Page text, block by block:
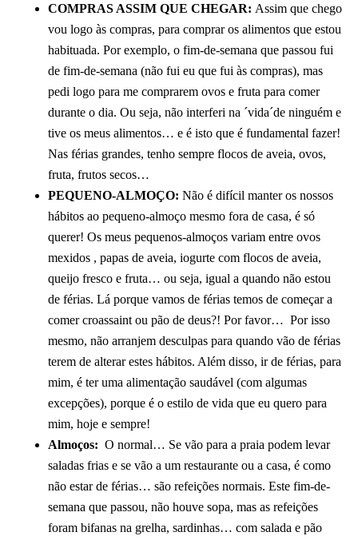
COMPRAS ASSIM QUE CHEGAR: Assim que chego
vou logo às compras, para comprar os alimentos que estou
habituada. Por exemplo, o fim-de-semana que passou fui
de fim-de-semana (não fui eu que fui às compras), mas
pedi logo para me comprarem ovos e fruta para comer
durante o dia. Ou seja, não interferi na ´vida´de ninguém e
tive os meus alimentos… e é isto que é fundamental fazer!
Nas férias grandes, tenho sempre flocos de aveia, ovos,
fruta, frutos secos…
PEQUENO-ALMOÇO: Não é difícil manter os nossos
hábitos ao pequeno-almoço mesmo fora de casa, é só
querer! Os meus pequenos-almoços variam entre ovos
mexidos , papas de aveia, iogurte com flocos de aveia,
queijo fresco e fruta… ou seja, igual a quando não estou
de férias. Lá porque vamos de férias temos de começar a
comer croassaint ou pão de deus?! Por favor… Por isso
mesmo, não arranjem desculpas para quando vão de férias
terem de alterar estes hábitos. Além disso, ir de férias, para
mim, é ter uma alimentação saudável (com algumas
excepções), porque é o estilo de vida que eu quero para
mim, hoje e sempre!
Almoços: O normal… Se vão para a praia podem levar
saladas frias e se vão a um restaurante ou a casa, é como
não estar de férias… são refeições normais. Este fim-de-
semana que passou, não houve sopa, mas as refeições
foram bifanas na grelha, sardinhas… com salada e pão